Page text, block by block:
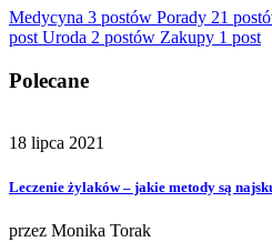
Medycyna 3 postów Porady 21
post Uroda 2 postów Zakupy 1 post
Polecane
18 lipca 2021
Leczenie żylaków – jakie metody są
przez Monika Torak